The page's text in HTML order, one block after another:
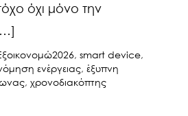
όχι μόνο την
, smart device,
ενέργειας, έξυπνη
, χρονοδιακόπτης